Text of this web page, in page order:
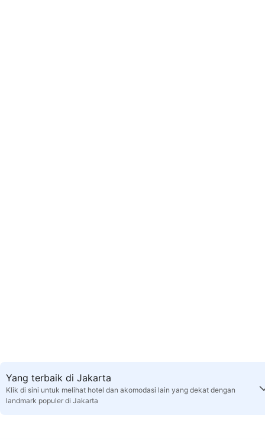
Yang terbaik di Jakarta
Klik di sini untuk melihat hotel dan akomodasi lain yang dekat dengan
landmark populer di Jakarta